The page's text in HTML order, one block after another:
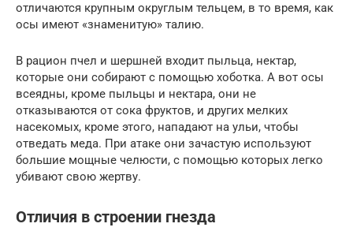
отличаются крупным округлым тельцем, в то время, как
осы имеют «знаменитую» талию.
В рацион пчел и шершней входит пыльца, нектар,
которые они собирают с помощью хоботка. А вот осы
всеядны, кроме пыльцы и нектара, они не
отказываются от сока фруктов, и других мелких
насекомых, кроме этого, нападают на ульи, чтобы
отведать меда. При атаке они зачастую используют
большие мощные челюсти, с помощью которых легко
убивают свою жертву.
Отличия в строении гнезда